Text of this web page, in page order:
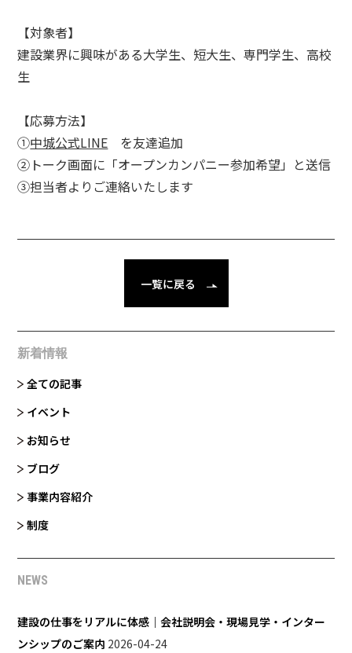
【対象者】
建設業界に興味がある大学生、短大生、専門学生、高校
生
【応募方法】
①中城公式LINE を友達追加
②トーク画面に「オープンカンパニー参加希望」と送信
③担当者よりご連絡いたします
一覧に戻る
新着情報
全ての記事
イベント
お知らせ
ブログ
事業内容紹介
制度
NEWS
建設の仕事をリアルに体感｜会社説明会・現場見学・インター
ンシップのご案内 2026-04-24